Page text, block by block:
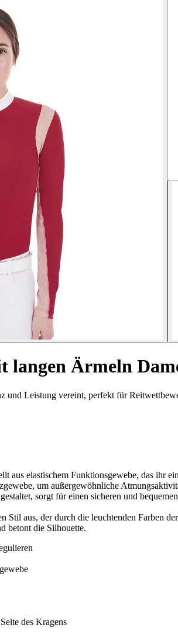
langen Ärmeln
und Leistung vereint, perfekt für
aus elastischem Funktionsgewebe, das ihr
um außergewöhnliche
sorgt für einen sicheren und
Stil aus, der durch die leuchtenden Farben
betont die Silhouette.
des Kragens